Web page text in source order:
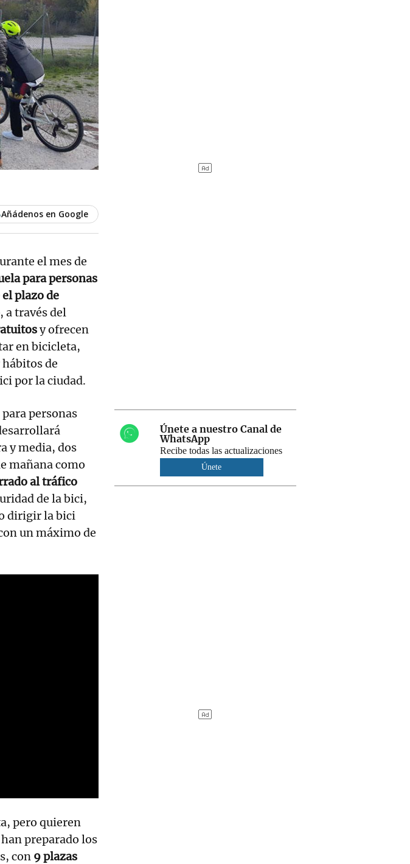
Añádenos en Google
el mes de
para personas
plazo de
, a través del
y ofrecen
en bicicleta,
de
por la ciudad.
para personas
y media, dos
mañana como
al tráfico
de la bici,
dirigir la bici
un máximo de
pero quieren
preparado los
con 9 plazas
Únete a nuestro Canal de
WhatsApp
Recibe todas las actualizaciones
Únete